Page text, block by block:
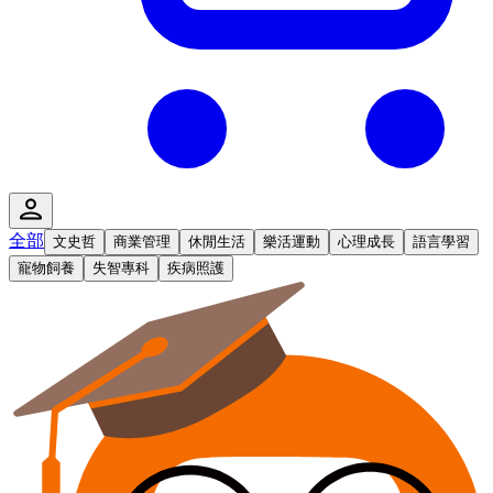
全部 文史哲 商業管理 休閒生活 樂活運動 心理成長
語言學習
寵物飼養
失智專科 疾病照護